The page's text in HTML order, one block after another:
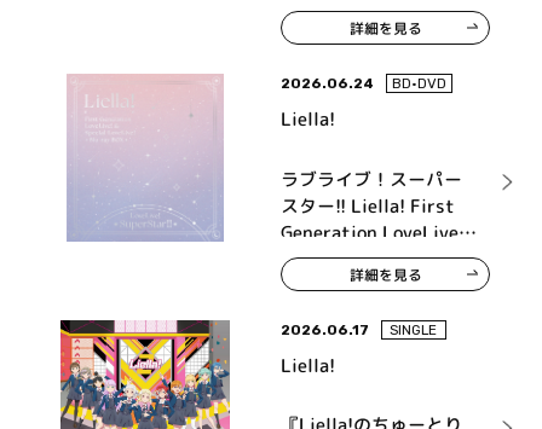
詳細を見る
2026.06.24 BD•DVD
Liella!
ラブライブ！スーパー
スター!! Liella! First
Generation LoveLive!
＆Special LoveLive!
Blu-ray BOX詳細を見る
2026.06.17 SINGLE
Liella!